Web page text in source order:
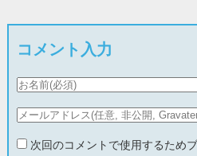
コメント入力
次回のコメントで使用するため